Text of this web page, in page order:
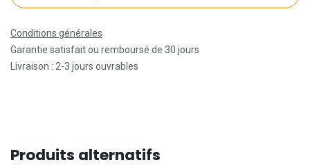
Conditions générales
Garantie satisfait ou remboursé de 30 jours
Livraison : 2-3 jours ouvrables
Produits alternatifs